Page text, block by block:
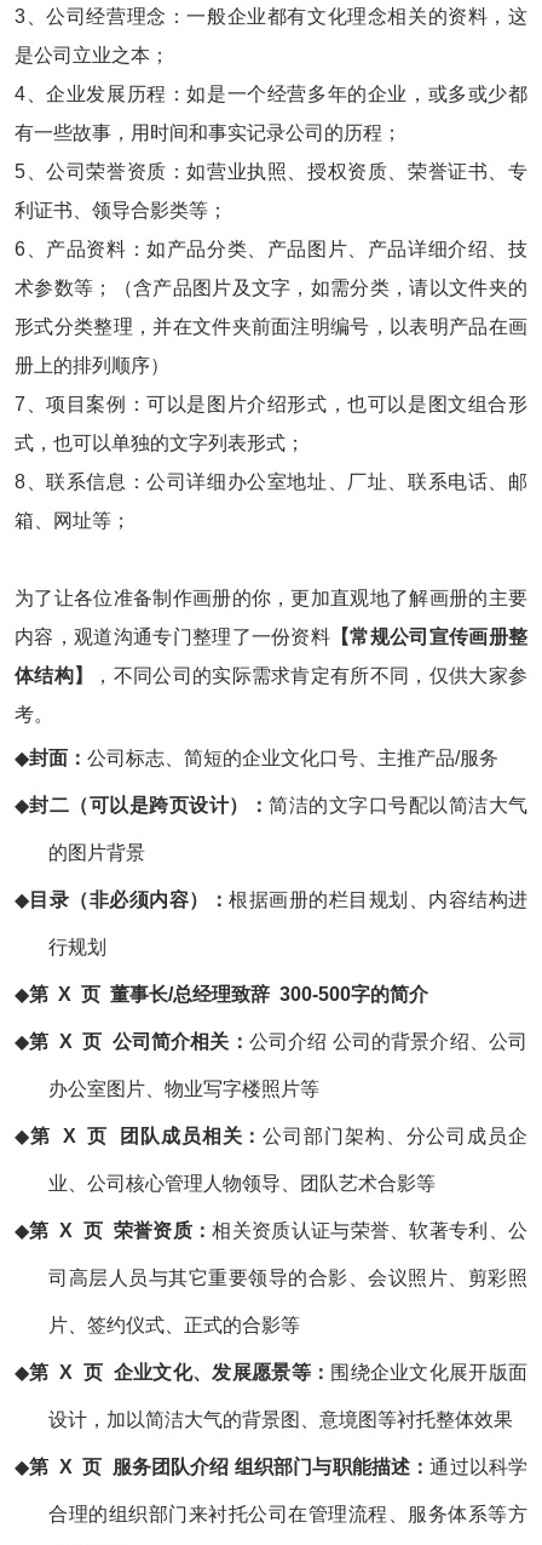
3、公司经营理念：一般企业都有文化理念相关的资料，这
是公司立业之本；
4、企业发展历程：如是一个经营多年的企业，或多或少都
有一些故事，用时间和事实记录公司的历程；
5、公司荣誉资质：如营业执照、授权资质、荣誉证书、专
利证书、领导合影类等；
6、产品资料：如产品分类、产品图片、产品详细介绍、技
术参数等；（含产品图片及文字，如需分类，请以文件夹的
形式分类整理，并在文件夹前面注明编号，以表明产品在画
册上的排列顺序）
7、项目案例：可以是图片介绍形式，也可以是图文组合形
式，也可以单独的文字列表形式；
8、联系信息：公司详细办公室地址、厂址、联系电话、邮
箱、网址等；
为了让各位准备制作画册的你，更加直观地了解画册的主要
内容，观道沟通专门整理了一份资料 【常规公司宣传画册整
体结构】
，不同公司的实际需求肯定有所不同，仅供大家参
考。
◆封面： 公司标志、简短的企业文化口号、主推产品/服务
◆封二（可以是跨页设计）：简洁的文字口号配以简洁大气
的图片背景
◆ 目录（非必须内容）：根据画册的栏目规划、内容结构进
行规划
◆第 X 页 董事长/总经理致辞 300-500字的简介
◆第 X 页 公司简介相关： 公司介绍 公司的背景介绍、公司
办公室图片、物业写字楼照片等
◆第 X 页 团队成员相关：公司部门架构、分公司成员企
业、公司核心管理人物领导、团队艺术合影等
◆第 X 页 荣誉资质：相关资质认证与荣誉、软著专利、公
司高层人员与其它重要领导的合影、会议照片、剪彩照
片、签约仪式、正式的合影等
◆第 X 页 企业文化、发展愿景等： 围绕企业文化展开版面
设计，加以简洁大气的背景图、意境图等衬托整体效果
◆第 X 页 服务团队介绍 组织部门与职能描述：通过以科学
合理的组织部门来衬托公司在管理流程、服务体系等方